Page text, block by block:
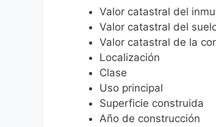
Valor catastral del
Valor catastral del
Valor catastral de la
Localización
Clase
Uso principal
Superficie construida
Año de construcción